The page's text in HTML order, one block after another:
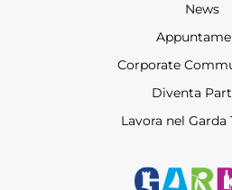
News
Corporate
Diventa
Lavora nel